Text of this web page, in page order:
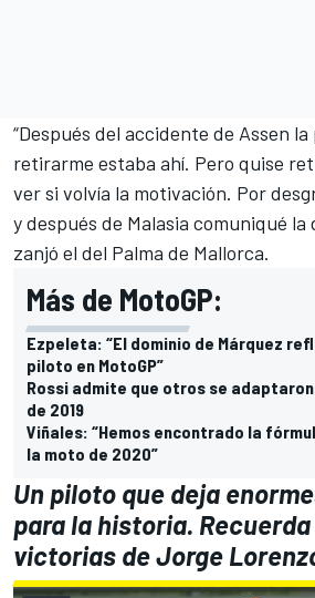
“Después del accidente de Assen la
retirarme estaba ahí. Pero quise
ver si volvía la motivación. Por
y después de Malasia comuniqué la
zanjó el del Palma de Mallorca.
Más de MotoGP:
Ezpeleta: “El dominio de Márquez
piloto en MotoGP”
Rossi admite que otros se
de 2019
Viñales: “Hemos encontrado la
la moto de 2020”
Un piloto que deja
para la historia.
victorias de Jorge